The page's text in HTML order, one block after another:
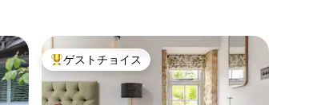
大好評のゲストチョイスです。
ゲストチョイス